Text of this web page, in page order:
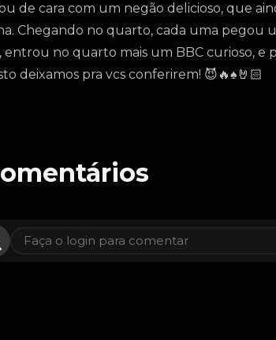
de cara com um negão delicioso, que
Chegando no quarto, cada uma pegou
entrou no quarto mais um BBC curioso, e
deixamos pra vcs conferirem! 😈🔥♠️🤘🏻
Faça o login para comentar